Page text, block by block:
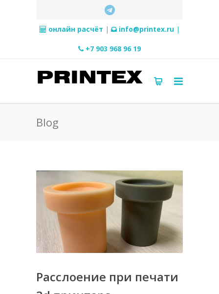
онлайн расчёт | info@printex.ru|
+7 903 968 96 19
Blog
Расслоение при печати